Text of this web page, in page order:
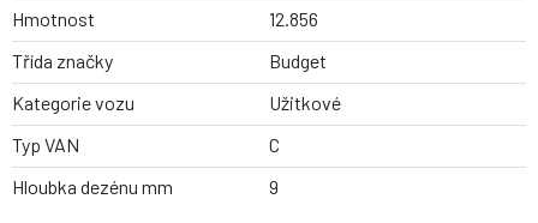
Hmotnost
12.856
Třída značky
Budget
Kategorie vozu
Užitkové
Typ VAN
C
Hloubka dezénu mm
9